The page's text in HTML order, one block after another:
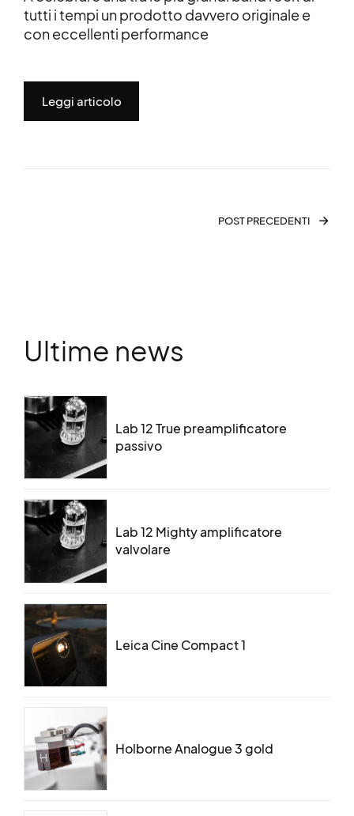
tutti i tempi un prodotto davvero originale e
con eccellenti performance
Leggi articolo
POST PRECEDENTI
Ultime news
Lab 12 True preamplificatore
passivo
Lab 12 Mighty amplificatore
valvolare
Leica Cine Compact 1
Holborne Analogue 3 gold